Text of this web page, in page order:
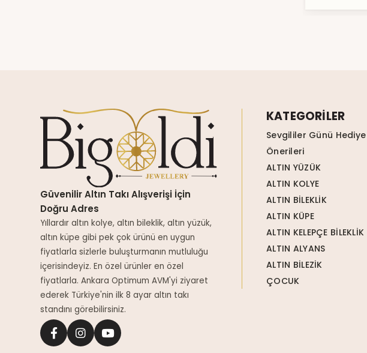
Güvenilir Altın Takı Alışverişi İçin
Doğru Adres
Yıllardır altın kolye, altın bileklik, altın yüzük,
altın küpe gibi pek çok ürünü en uygun
fiyatlarla sizlerle buluşturmanın mutluluğu
içerisindeyiz. En özel ürünler en özel
fiyatlarla. Ankara Optimum AVM'yi ziyaret
ederek Türkiye'nin ilk 8 ayar altın takı
standını görebilirsiniz.
KATEGORİLER
Sevgililer Günü Hediye
Önerileri
ALTIN YÜZÜK
ALTIN KOLYE
ALTIN BİLEKLİK
ALTIN KÜPE
ALTIN KELEPÇE BİLEKLİK
ALTIN ALYANS
ALTIN BİLEZİK
ÇOCUK